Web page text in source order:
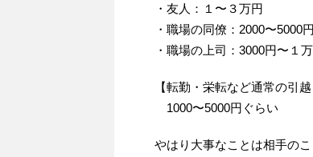
・友人：１〜３万円
・職場の同僚：2000〜5000円
・職場の上司：3000円〜１
【転勤・栄転など通常の引越
1000〜5000円ぐらい
やはり大事なことは相手の